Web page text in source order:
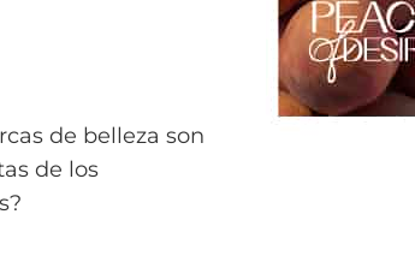
de belleza son
de los